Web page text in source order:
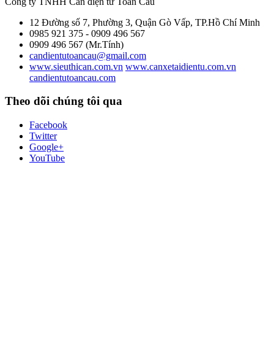
1.250.000,00 ₫.
là:
750.000,00 ₫.
12 Đường số 7, Phường 3, Quận Gò Vấp, TP.Hồ Chí Minh
0985 921 375 - 0909 496 567
0909 496 567 (Mr.Tính)
candientutoancau@gmail.com
www.sieuthican.com.vn www.canxetaidientu.com.vn
candientutoancau.com
Theo dõi chúng tôi qua
Facebook
Twitter
Google+
YouTube